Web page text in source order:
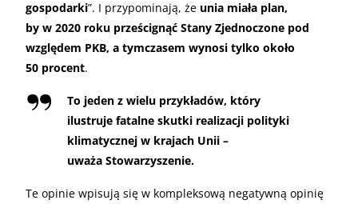
gospodarki”. I przypominają, że unia miała plan,
by w 2020 roku prześcignąć Stany Zjednoczone pod
względem PKB, a tymczasem wynosi tylko około
50 procent.
To jeden z wielu przykładów, który
ilustruje fatalne skutki realizacji polityki
klimatycznej w krajach Unii –
uważa Stowarzyszenie.
Te opinie wpisują się w kompleksową negatywną opinię